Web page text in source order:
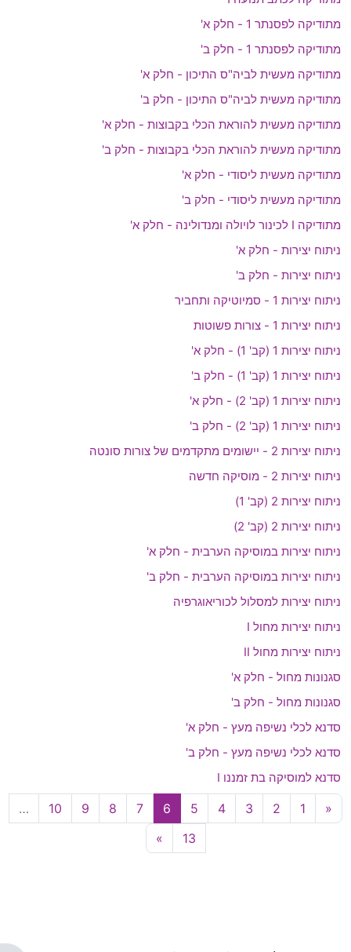
מתודיקה לפסנתר 1 - חלק א'
מתודיקה לפסנתר 1 - חלק ב'
מתודיקה מעשית לביה"ס התיכון - חלק א'
מתודיקה מעשית לביה"ס התיכון - חלק ב'
מתודיקה מעשית להוראת הכלי בקבוצות - חלק א'
מתודיקה מעשית להוראת הכלי בקבוצות - חלק ב'
מתודיקה מעשית ליסודי - חלק א'
מתודיקה מעשית ליסודי - חלק ב'
מתודיקה I לכינור לויולה ומנדולינה - חלק א'
ניתוח יצירות - חלק א'
ניתוח יצירות - חלק ב'
ניתוח יצירות 1 - סמיוטיקה ותחביר
ניתוח יצירות 1 - צורות פשוטות
ניתוח יצירות 1 (קב' 1) - חלק א'
ניתוח יצירות 1 (קב' 1) - חלק ב'
ניתוח יצירות 1 (קב' 2) - חלק א'
ניתוח יצירות 1 (קב' 2) - חלק ב'
ניתוח יצירות 2 - יישומים מתקדמים של צורות סונטה
ניתוח יצירות 2 - מוסיקה חדשה
ניתוח יצירות 2 (קב' 1)
ניתוח יצירות 2 (קב' 2)
ניתוח יצירות במוסיקה הערבית - חלק א'
ניתוח יצירות במוסיקה הערבית - חלק ב'
ניתוח יצירות למסלול לכוריאוגרפיה
ניתוח יצירות מחול I
ניתוח יצירות מחול II
סגנונות מחול - חלק א'
סגנונות מחול - חלק ב'
סדנא לכלי נשיפה מעץ - חלק א'
סדנא לכלי נשיפה מעץ - חלק ב'
סדנא למוסיקה בת זמננו I
« העמוד הקודם
1 עמוד 1
2 עמוד 2
3 עמוד 3
4 עמוד 4
5 עמוד 5
6 עמוד 6
7עמוד 7
8 עמוד 8
9 עמוד 9
10
…
13 עמוד 13
»